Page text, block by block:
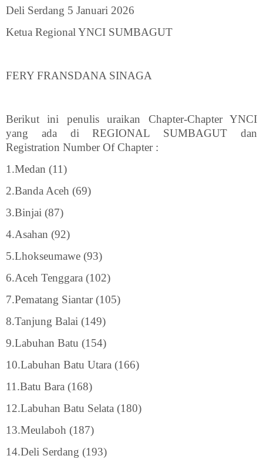
Deli Serdang 5 Januari 2026
Ketua Regional YNCI SUMBAGUT
FERY FRANSDANA SINAGA
Berikut ini penulis uraikan Chapter-Chapter YNCI
yang ada di REGIONAL SUMBAGUT dan
Registration Number Of Chapter :
1.Medan (11)
2.Banda Aceh (69)
3.Binjai (87)
4.Asahan (92)
5.Lhokseumawe (93)
6.Aceh Tenggara (102)
7.Pematang Siantar (105)
8.Tanjung Balai (149)
9.Labuhan Batu (154)
10.Labuhan Batu Utara (166)
11.Batu Bara (168)
12.Labuhan Batu Selata (180)
13.Meulaboh (187)
14.Deli Serdang (193)